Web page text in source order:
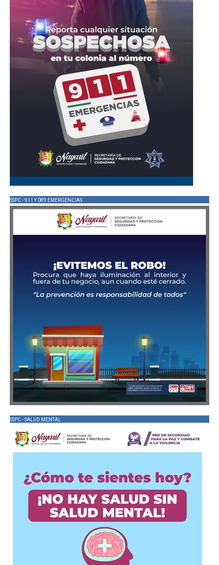
SSPC - 911 Y 089 EMERGENCIAS
SSPC - SALUD MENTAL